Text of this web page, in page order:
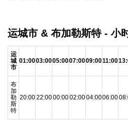
运城市 & 布加勒斯特 - 小
运
城
市
01:0003:0005:0007:0009:0011:00
布
加
勒
斯
特
20:0022:0000:0002:0004:0006:00